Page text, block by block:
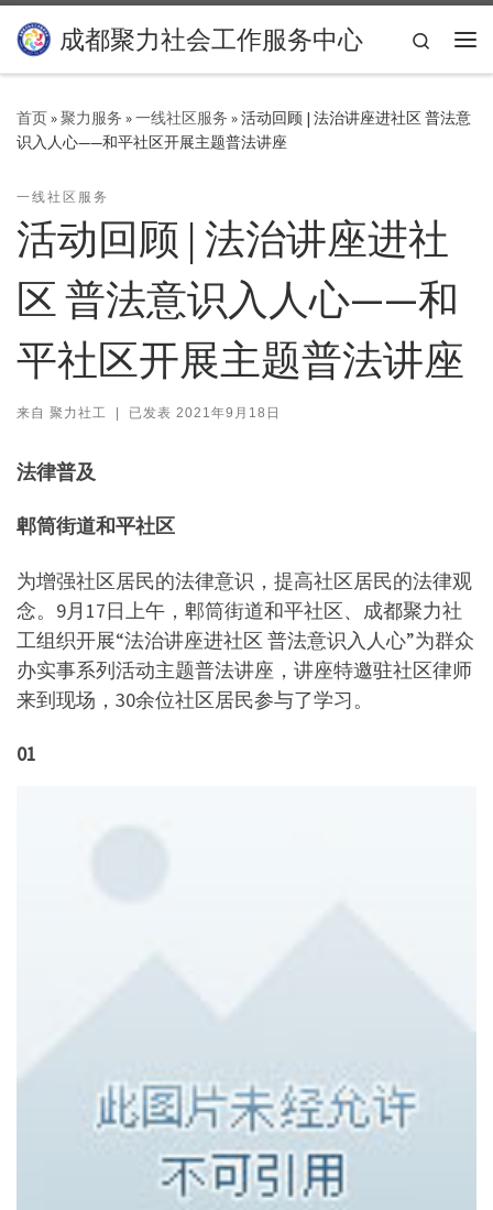
Skip to content
成都聚力社会工作服务中心
Search
首页»聚力服务 »一线社区服务 »活动回顾 | 法治讲座进社区 普法意
识入人心——和平社区开展主题普法讲座
一线社区服务
活动回顾 | 法治讲座进社
区 普法意识入人心——和
平社区开展主题普法讲座
来自 聚力社工 | 已发表 2021年9月18日
法律普及
郫筒街道和平社区
为增强社区居民的法律意识，提高社区居民的法律观
念。9月17日上午，郫筒街道和平社区、成都聚力社
工组织开展“法治讲座进社区 普法意识入人心”为群众
办实事系列活动主题普法讲座，讲座特邀驻社区律师
来到现场，30余位社区居民参与了学习。
01